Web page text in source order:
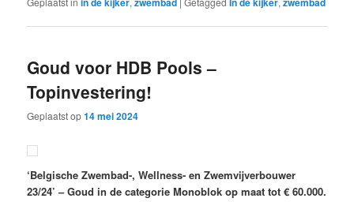
Goud voor HDB Pools –
Topinvestering!
Geplaatst op14 mei 2024
‘Belgische Zwembad-, Wellness- en Zwemvijverbouwer
23/24’ – Goud in de categorie Monoblok op maat tot € 60.000.